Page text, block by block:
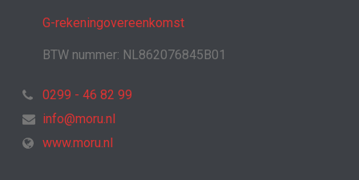
G-rekeningovereenkomst
BTW nummer: NL862076845B01
0299 - 46 82 99
info@moru.nl
www.moru.nl